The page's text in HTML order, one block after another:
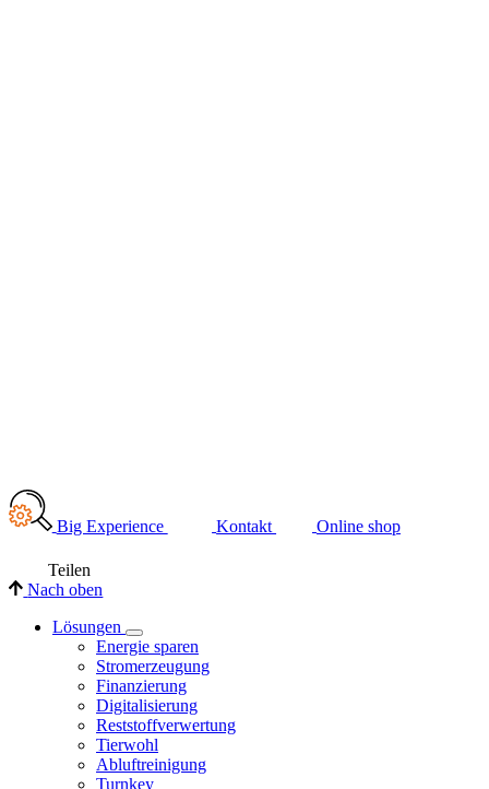
Big Experience Kontakt Online shop
Teilen
Nach oben
Lösungen
Energie sparen
Stromerzeugung
Finanzierung
Digitalisierung
Reststoffverwertung
Tierwohl
Abluftreinigung
Turnkey